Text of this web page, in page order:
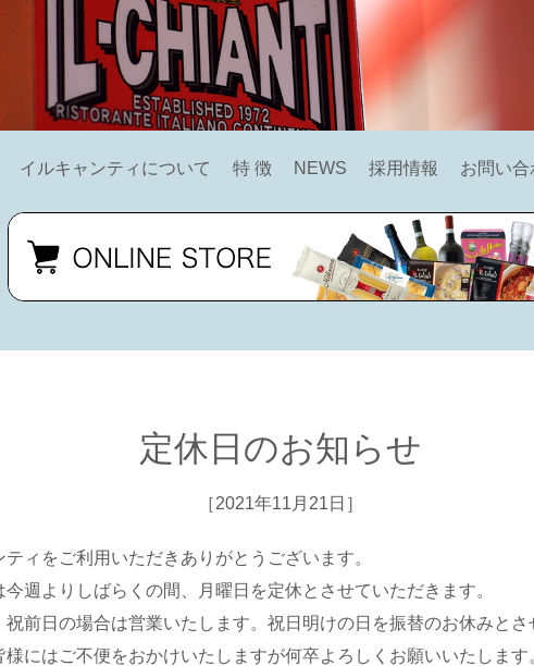
イルキャンティについて 特 徴 NEWS 採用情報 お問い合
定休日のお知らせ
［2021年11月21日］
ィをご利用いただきありがとうございます。
週よりしばらくの間、月曜日を定休とさせていただきます。
前日の場合は営業いたします。祝日明けの日を振替のお休みとさ
にはご不便をおかけいたしますが何卒よろしくお願いいたします